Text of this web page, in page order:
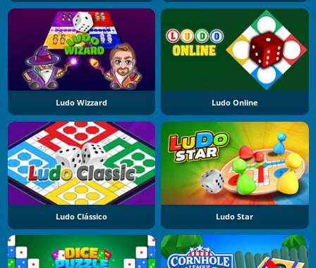
Ludo Wizzard Ludo Online
Ludo Clássico Ludo Star